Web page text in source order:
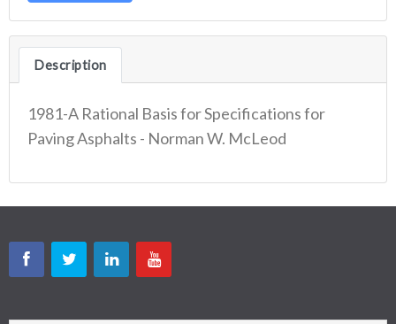
Description
1981-A Rational Basis for Specifications for
Paving Asphalts - Norman W. McLeod